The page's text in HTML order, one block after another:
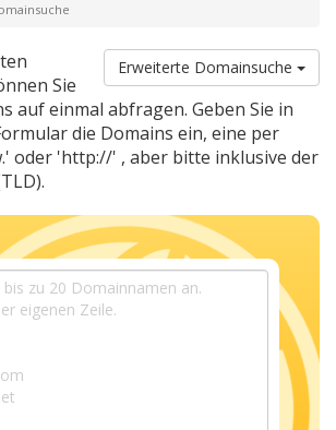
Erweiterte Domainsuche
Sie
auf einmal abfragen. Geben Sie in
die Domains ein, eine per
oder 'http://' , aber bitte inklusive der